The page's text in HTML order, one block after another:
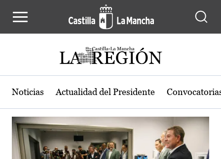
Actualidad de la región de Castilla-
Noticias Actualidad del Presidente